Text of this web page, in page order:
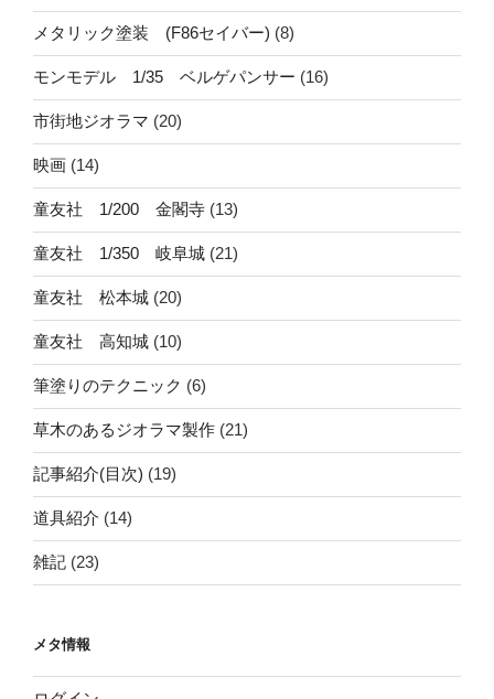
メタリック塗装 (F86セイバー) (8)
モンモデル 1/35 ベルゲパンサー (16)
市街地ジオラマ (20)
映画 (14)
童友社 1/200 金閣寺 (13)
童友社 1/350 岐阜城 (21)
童友社 松本城 (20)
童友社 高知城 (10)
筆塗りのテクニック (6)
草木のあるジオラマ製作 (21)
記事紹介(目次) (19)
道具紹介 (14)
雑記 (23)
メタ情報